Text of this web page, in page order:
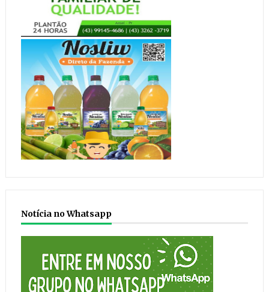
Notícia no Whatsapp